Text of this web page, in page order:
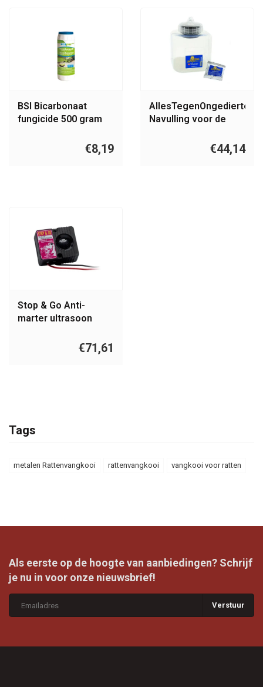
BSI Bicarbonaat
fungicide 500 gram
€8,19
AllesTegenOngedierte.nl
Navulling voor de
€44,14
Stop & Go Anti-
marter ultrasoon
€71,61
Tags
metalen Rattenvangkooi rattenvangkooi vangkooi voor ratten
Als eerste op de hoogte van aanbiedingen? Schrijf
je nu in voor onze nieuwsbrief!
Verstuur